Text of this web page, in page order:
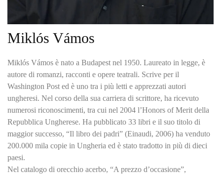
Miklós Vámos
Miklós Vámos è nato a Budapest nel 1950. Laureato in legge, è
autore di romanzi, racconti e opere teatrali. Scrive per il
Washington Post ed è uno tra i più letti e apprezzati autori
ungheresi. Nel corso della sua carriera di scrittore, ha ricevuto
numerosi riconoscimenti, tra cui nel 2004 l’Honors of Merit della
Repubblica Ungherese. Ha pubblicato 33 libri e il suo titolo di
maggior successo, “Il libro dei padri” (Einaudi, 2006) ha venduto
200.000 mila copie in Ungheria ed è stato tradotto in più di dieci
paesi.
Nel catalogo di orecchio acerbo, “A prezzo d’occasione”,